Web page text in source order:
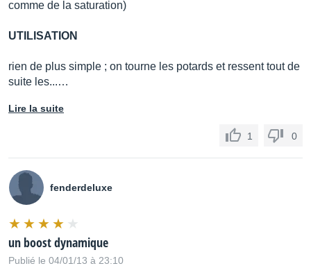
comme de la saturation)
UTILISATION
rien de plus simple ; on tourne les potards et ressent tout de
suite les...…
Lire la suite
1 0
fenderdeluxe
un boost dynamique
Publié le 04/01/13 à 23:10